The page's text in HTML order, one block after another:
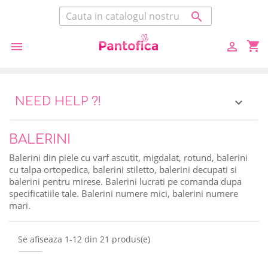

 shopping_cart

NEED HELP ?! 
BALERINI
Balerini din piele cu varf ascutit, migdalat, rotund, balerini
cu talpa ortopedica, balerini stiletto, balerini decupati si
balerini pentru mirese. Balerini lucrati pe comanda dupa
specificatiile tale. Balerini numere mici, balerini numere
mari.
Se afiseaza 1-12 din 21 produs(e)